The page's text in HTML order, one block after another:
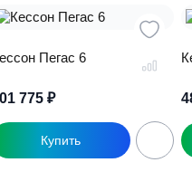
Пегас 6
775 ₽